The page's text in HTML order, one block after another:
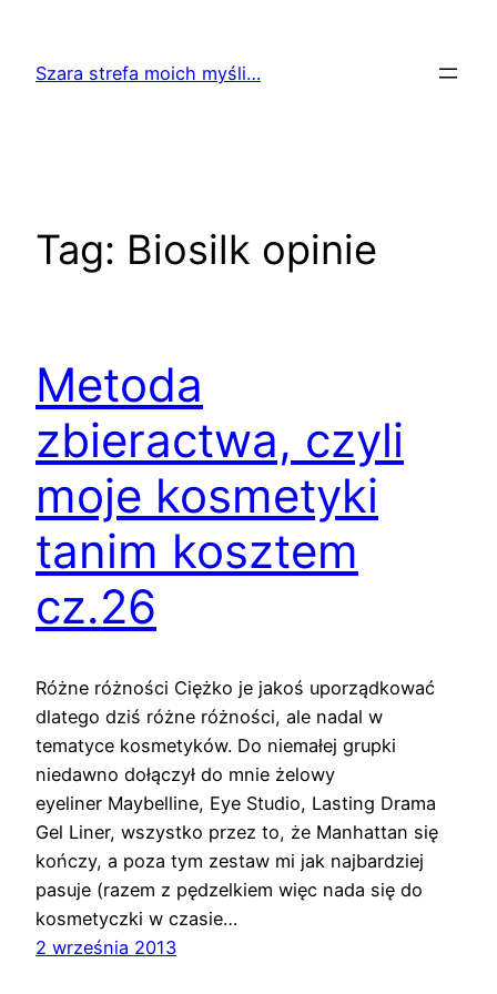
treściSzara strefa moich myśli…
Tag: Biosilk opinie
Metoda
zbieractwa, czyli
moje kosmetyki
tanim kosztem
cz.26
Różne różności Ciężko je jakoś uporządkować
dlatego dziś różne różności, ale nadal w
tematyce kosmetyków. Do niemałej grupki
niedawno dołączył do mnie żelowy
eyeliner Maybelline, Eye Studio, Lasting Drama
Gel Liner, wszystko przez to, że Manhattan się
kończy, a poza tym zestaw mi jak najbardziej
pasuje (razem z pędzelkiem więc nada się do
kosmetyczki w czasie…
2 września 2013